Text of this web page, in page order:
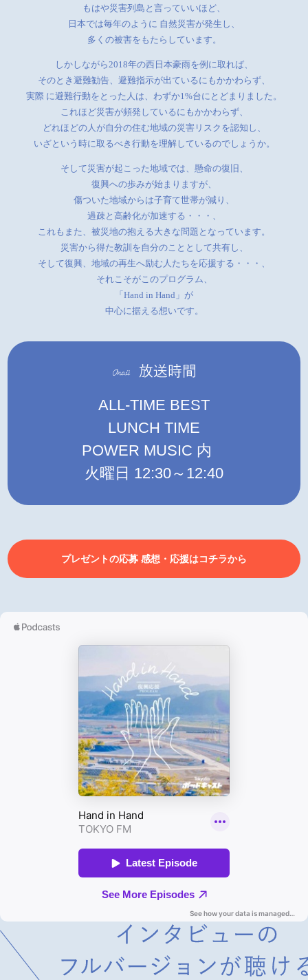
もはや災害列島と言っていいほど、
日本では毎年のように 自然災害が発生し、
多くの被害をもたらしています。
しかしながら2018年の西日本豪雨を例に取れば、
そのとき避難勧告、避難指示が出ているにもかかわらず、
実際 に避難行動をとった人は、わずか1%台にとどまりました。
これほど災害が頻発しているにもかかわらず、
どれほどの人が自分の住む地域の災害リスクを認知し、
いざという時に取るべき行動を理解しているのでしょうか。
そして災害が起こった地域では、懸命の復旧、
復興への歩みが始まりますが、
傷ついた地域からは子育て世帯が減り、
過疎と高齢化が加速する・・・、
これもまた、被災地の抱える大きな問題となっています。
災害から得た教訓を自分のこととして共有し、
そして復興、地域の再生へ励む人たちを応援する・・・、
それこそがこのプログラム、
「Hand in Hand」が
中心に据える想いです。
ALL-TIME BEST
LUNCH TIME
POWER MUSIC 内
火曜日 12:30～12:40
プレゼントの応募 感想・応援はコチラから